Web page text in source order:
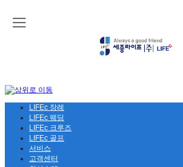
LIFEc 장례
LIFEc 웨딩
LIFEc 크루즈
LIFEc 골프
서비스
고객센터